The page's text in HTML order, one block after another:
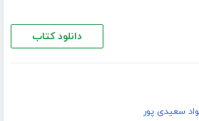
دانلود کتاب
سعیدی پور